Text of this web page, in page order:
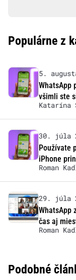
Populárne z
5.
WhatsApp
všimli ste
Katarína
30. júla
Používate
iPhone
Roman
29. júla
WhatsApp
čas aj
Roman
Podobné